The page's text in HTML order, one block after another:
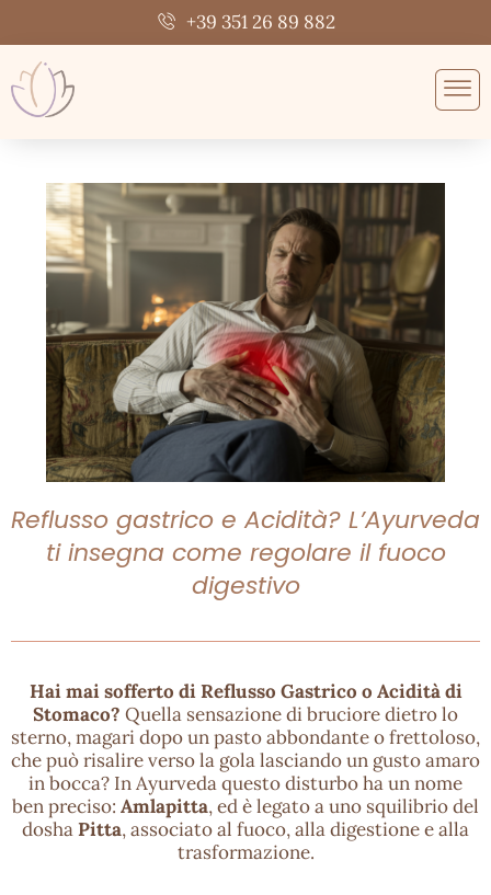
+39 351 26 89 882
Reflusso gastrico e Acidità? L’Ayurveda
ti insegna come regolare il fuoco
digestivo
Hai mai sofferto di Reflusso Gastrico o Acidità di
Stomaco? Quella sensazione di bruciore dietro lo
sterno, magari dopo un pasto abbondante o frettoloso,
che può risalire verso la gola lasciando un gusto amaro
in bocca? In Ayurveda questo disturbo ha un nome
ben preciso: Amlapitta, ed è legato a uno squilibrio del
doshaPitta, associato al fuoco, alla digestione e alla
trasformazione.